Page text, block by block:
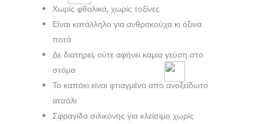
Χωρίς φθαλικά, χωρίς τοξίνες
Είναι κατάλληλο για ανθρακούχα κι όξινα
ποτά
Δε διατηρεί, ούτε αφήνει καμία γεύση στο
στόμα
Το καπάκι είναι φτιαγμένο από ανοξείδωτο
ατσάλι
Σφραγίδα σιλικόνης για κλείσιμο χωρίς